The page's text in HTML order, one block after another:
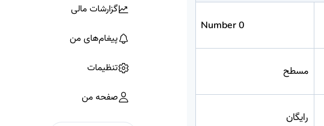
Number 0
مسطح
رایگان
گزارشات مالی
پیغام‌های من
تنظیمات
صفحه من